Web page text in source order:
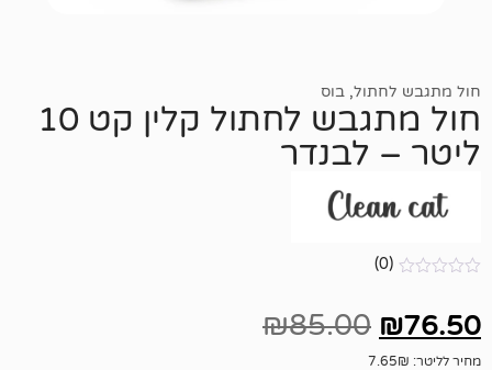
,בוס
חול מתגבש לחתול קלין קט 10
₪85.00